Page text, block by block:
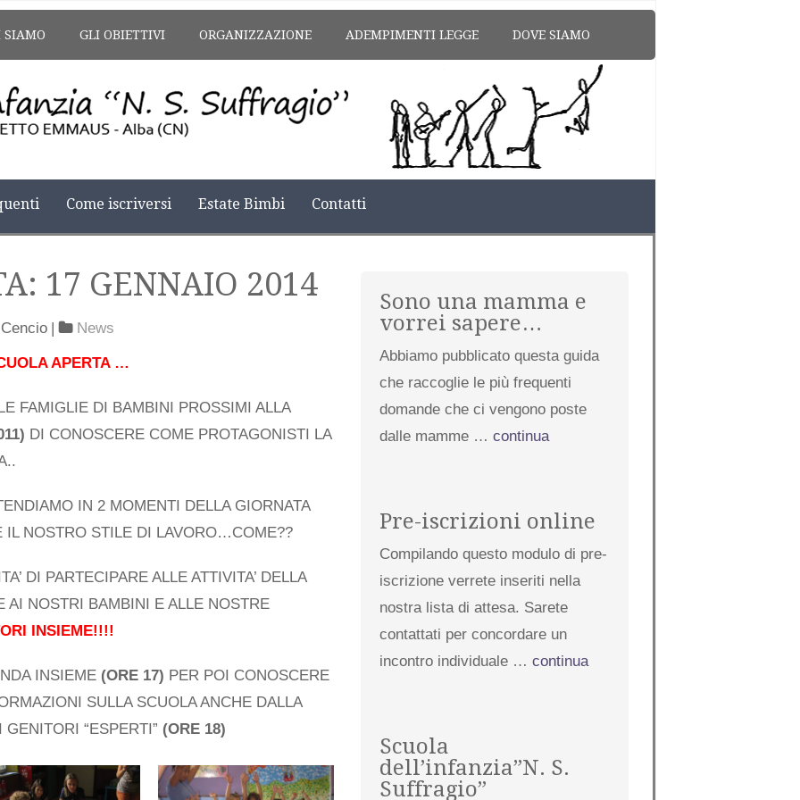
SIAMO GLI OBIETTIVI ORGANIZZAZIONE ADEMPIMENTI LEGGE DOVE SIAMO
Come iscriversi Estate Bimbi Contatti
17 GENNAIO 2014
| News
APERTA …
FAMIGLIE DI BAMBINI PROSSIMI ALLA
DI CONOSCERE COME PROTAGONISTI LA
IN 2 MOMENTI DELLA GIORNATA
IL NOSTRO STILE DI LAVORO…COME??
DI PARTECIPARE ALLE ATTIVITA’ DELLA
AI NOSTRI BAMBINI E ALLE NOSTRE
INSIEME!!!!
INSIEME (ORE 17) PER POI CONOSCERE
SULLA SCUOLA ANCHE DALLA
“ESPERTI” (ORE 18)
Sono una mamma e
vorrei sapere…
Abbiamo pubblicato questa guida
che raccoglie le più frequenti
domande che ci vengono poste
dalle mamme … continua
Pre-iscrizioni online
Compilando questo modulo di pre-
iscrizione verrete inseriti nella
nostra lista di attesa. Sarete
contattati per concordare un
incontro individuale … continua
Scuola
dell’infanzia”N. S.
Suffragio”